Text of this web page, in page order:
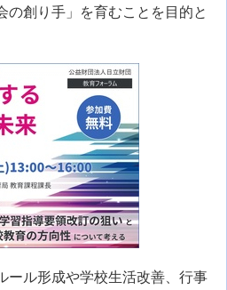
の創り手」を育むことを目的と
ール形成や学校生活改善、行事